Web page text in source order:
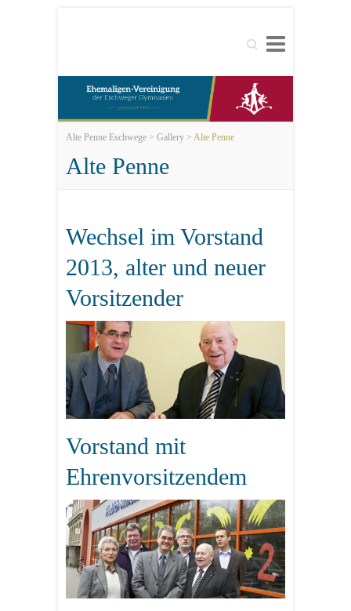
Search
Alte Penne Eschwege > Gallery > Alte Penne
Alte Penne
Wechsel im Vorstand
2013, alter und neuer
Vorsitzender
Vorstand mit
Ehrenvorsitzendem